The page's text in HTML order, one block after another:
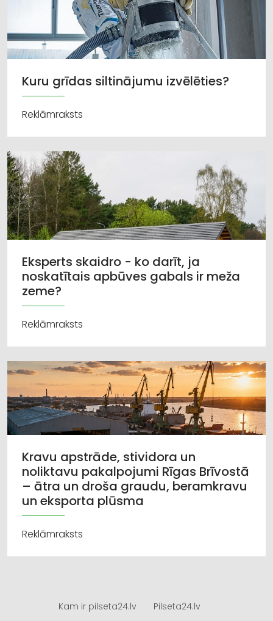
Kuru grīdas siltinājumu izvēlēties?
Reklāmraksts
Eksperts skaidro - ko darīt, ja
noskatītais apbūves gabals ir meža
zeme?
Reklāmraksts
Kravu apstrāde, stividora un
noliktavu pakalpojumi Rīgas Brīvostā
– ātra un droša graudu, beramkravu
un eksporta plūsma
Reklāmraksts
Kam ir pilseta24.lv Pilseta24.lv